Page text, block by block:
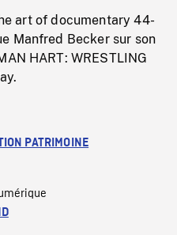
art of documentary 44-
Manfred Becker sur son
HART: WRESTLING
PATRIMOINE